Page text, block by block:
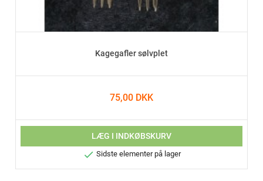
Kagegafler sølvplet
75,00 DKK
LÆG I INDKØBSKURV
 Sidste elementer på lager